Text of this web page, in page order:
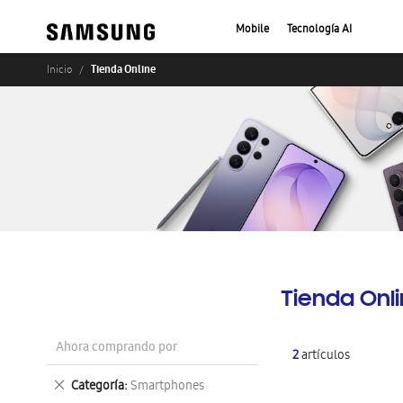
Mobile Tecnología AI
Inicio Tienda Online
Tienda
2artículos
Ahora comprando por
Categoría Smartphones
Eliminar